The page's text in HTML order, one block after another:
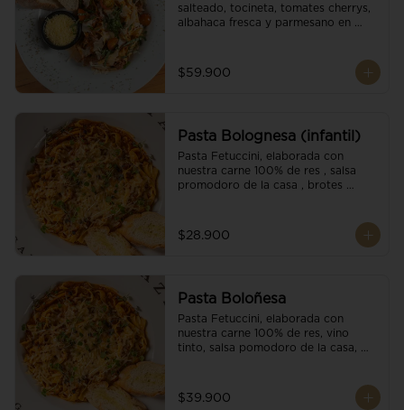
salteado, tocineta, tomates cherrys,
albahaca fresca y parmesano en
$59.900
Pasta Bolognesa (infantil)
Pasta Fetuccini, elaborada con
nuestra carne 100% de res , salsa
promodoro de la casa , brotes
$28.900
Pasta Boloñesa
Pasta Fetuccini, elaborada con
nuestra carne 100% de res, vino
tinto, salsa pomodoro de la casa,
$39.900